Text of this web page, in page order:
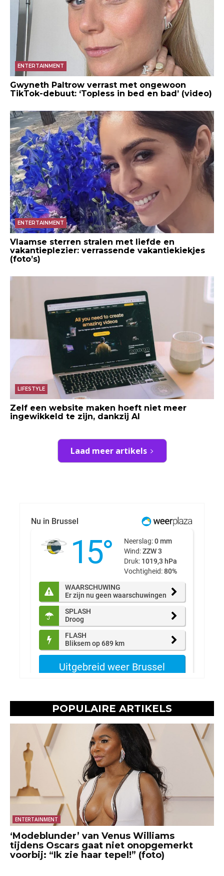
ENTERTAINMENT
Gwyneth Paltrow verrast met ongewoon
TikTok-debuut: ‘Topless in bed en bad’ (video)
ENTERTAINMENT
Vlaamse sterren stralen met liefde en
vakantieplezier: verrassende vakantiekiekjes
(foto’s)
LIFESTYLE
Zelf een website maken hoeft niet meer
ingewikkeld te zijn, dankzij AI
Laad meer artikels
POPULAIRE ARTIKELS
ENTERTAINMENT
‘Modeblunder’ van Venus Williams
tijdens Oscars gaat niet onopgemerkt
voorbij: “Ik zie haar tepel!” (foto)